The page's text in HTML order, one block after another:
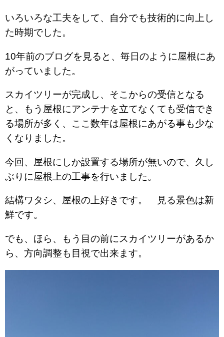
いろいろな工夫をして、自分でも技術的に向上し
た時期でした。
10年前のブログを見ると、毎日のように屋根にあ
がっていました。
スカイツリーが完成し、そこからの受信となる
と、もう屋根にアンテナを立てなくても受信でき
る場所が多く、ここ数年は屋根にあがる事も少な
くなりました。
今回、屋根にしか設置する場所が無いので、久し
ぶりに屋根上の工事を行いました。
結構ワタシ、屋根の上好きです。 見る景色は新
鮮です。
でも、ほら、もう目の前にスカイツリーがあるか
ら、方向調整も目視で出来ます。